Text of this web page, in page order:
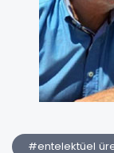
#entelektüel